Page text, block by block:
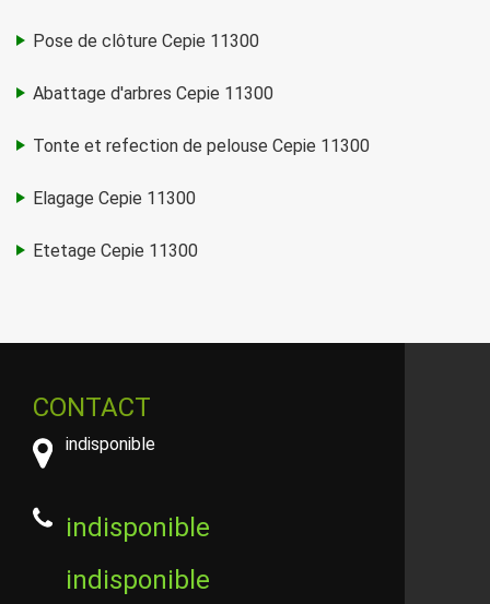
Pose de clôture Cepie 11300
Abattage d'arbres Cepie 11300
Tonte et refection de pelouse Cepie 11300
Elagage Cepie 11300
Etetage Cepie 11300
CONTACT
indisponible
indisponible
indisponible